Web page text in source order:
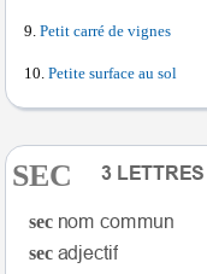
Petit carré de vignes
Petite surface au sol
SEC
sec
sec